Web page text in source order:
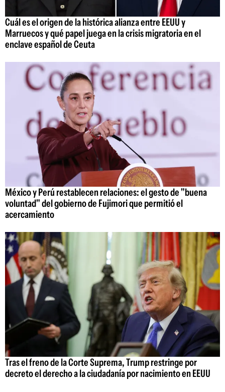
Cuál es el origen de la histórica alianza entre EEUU y
Marruecos y qué papel juega en la crisis migratoria en el
enclave español de Ceuta
México y Perú restablecen relaciones: el gesto de "buena
voluntad" del gobierno de Fujimori que permitió el
acercamiento
Tras el freno de la Corte Suprema, Trump restringe por
decreto el derecho a la ciudadanía por nacimiento en EEUU